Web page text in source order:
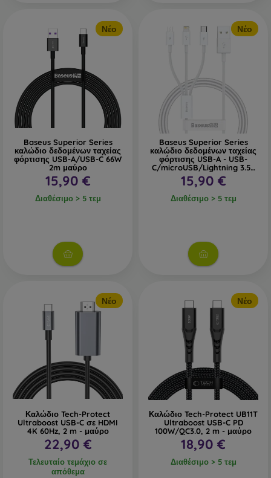
Νέο
Baseus Superior Series
καλώδιο δεδομένων ταχείας
φόρτισης USB-A/USB-C 66W
2m μαύρο
15,90 €
Διαθέσιμο > 5 τεμ
Νέο
Baseus Superior Series
καλώδιο δεδομένων ταχείας
φόρτισης USB-A - USB-
C/microUSB/Lightning 3.5A
0.5m αστρικό λευκό
15,90 €
Διαθέσιμο > 5 τεμ
Νέο
Καλώδιο Tech-Protect
Ultraboost USB-C σε HDMI
4K 60Hz, 2 m - μαύρο
22,90 €
Τελευταίο τεμάχιο σε
απόθεμα
Νέο
Καλώδιο Tech-Protect UB11T
Ultraboost USB-C PD
100W/QC3.0, 2 m - μαύρο
18,90 €
Διαθέσιμο > 5 τεμ